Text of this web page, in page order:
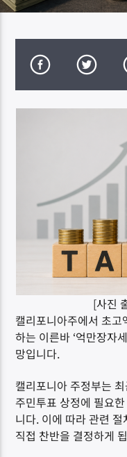
TITLE
DK NET
[사진
캘리포니아주에서 초
하는 이른바 ‘억만장자
망입니다.
캘리포니아 주정부는
주민투표 상정에 필요
니다. 이에 따라 관련
직접 찬반을 결정하게